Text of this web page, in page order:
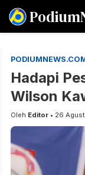
Hadapi
Wilson
Oleh Editor • 26